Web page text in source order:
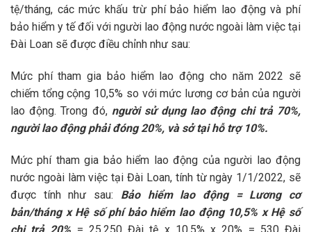
tệ/tháng, các mức khấu trừ phí bảo hiểm lao động và phí
bảo hiểm y tế đối với người lao động nước ngoài làm việc tại
Đài Loan sẽ được điều chỉnh như sau:
Mức phí tham gia bảo hiểm lao động cho năm 2022 sẽ
chiếm tổng cộng 10,5% so với mức lương cơ bản của người
lao động. Trong đó, người sử dụng lao động chi trả 70%,
người lao động phải đóng 20%, và sở tại hỗ trợ 10%.
Mức phí tham gia bảo hiểm lao động của người lao động
nước ngoài làm việc tại Đài Loan, tính từ ngày 1/1/2022, sẽ
được tính như sau: Bảo hiểm lao động = Lương cơ
bản/tháng x Hệ số phí bảo hiểm lao động 10,5% x Hệ số